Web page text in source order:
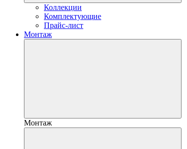
Коллекции
Комплектующие
Прайс-лист
Монтаж
Монтаж